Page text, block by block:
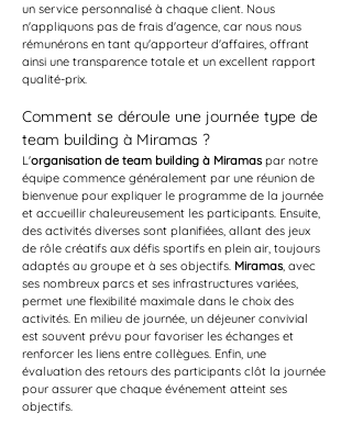
un service personnalisé à chaque client. Nous
n'appliquons pas de frais d'agence, car nous nous
rémunérons en tant qu'apporteur d'affaires, offrant
ainsi une transparence totale et un excellent rapport
qualité-prix.
Comment se déroule une journée type de
team building à Miramas ?
L'organisation de team building à Miramas par notre
équipe commence généralement par une réunion de
bienvenue pour expliquer le programme de la journée
et accueillir chaleureusement les participants. Ensuite,
des activités diverses sont planifiées, allant des jeux
de rôle créatifs aux défis sportifs en plein air, toujours
adaptés au groupe et à ses objectifs. Miramas, avec
ses nombreux parcs et ses infrastructures variées,
permet une flexibilité maximale dans le choix des
activités. En milieu de journée, un déjeuner convivial
est souvent prévu pour favoriser les échanges et
renforcer les liens entre collègues. Enfin, une
évaluation des retours des participants clôt la journée
pour assurer que chaque événement atteint ses
objectifs.